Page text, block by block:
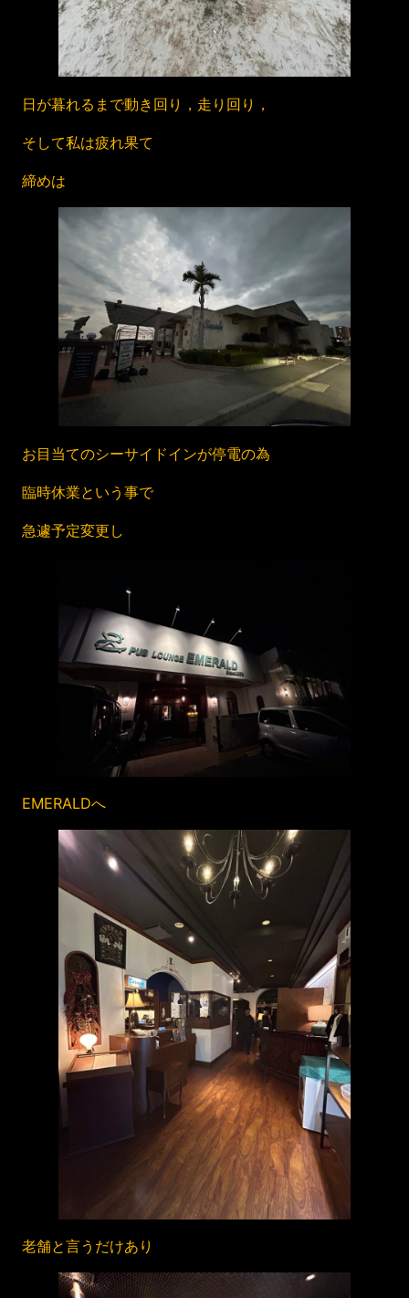
日が暮れるまで動き回り，走り回り，
そして私は疲れ果て
締めは
お目当てのシーサイドインが停電の為
臨時休業という事で
急遽予定変更し
EMERALDへ
老舗と言うだけあり